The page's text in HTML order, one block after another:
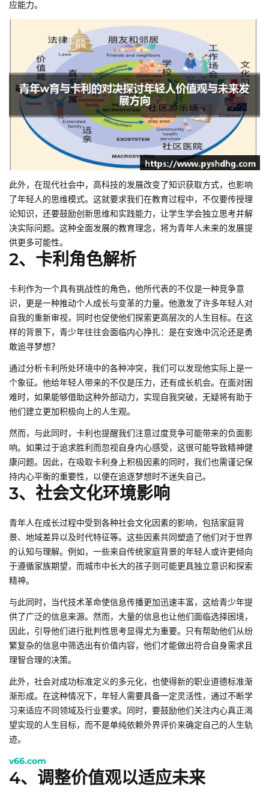
应能力。
此外，在现代社会中，高科技的发展改变了知识获取方式，也影响
了年轻人的思维模式。这就要求我们在教育过程中，不仅要传授理
论知识，还要鼓励创新思维和实践能力，让学生学会独立思考并解
决实际问题。这种全面发展的教育理念，将为青年人未来的发展提
供更多可能性。
2、卡利角色解析
卡利作为一个具有挑战性的角色，他所代表的不仅是一种竞争意
识，更是一种推动个人成长与变革的力量。他激发了许多年轻人对
自我的重新审视，同时也促使他们探索更高层次的人生目标。在这
样的背景下，青少年往往会面临内心挣扎：是在安逸中沉沦还是勇
敢追寻梦想？
通过分析卡利所处环境中的各种冲突，我们可以发现他实际上是一
个象征。他给年轻人带来的不仅是压力，还有成长机会。在面对困
难时，如果能够借助这种外部动力，实现自我突破，无疑将有助于
他们建立更加积极向上的人生观。
然而，与此同时，卡利也提醒我们注意过度竞争可能带来的负面影
响。如果过于追求胜利而忽视自身内心感受，这很可能导致精神健
康问题。因此，在吸取卡利身上积极因素的同时，我们也需谨记保
持内心平衡的重要性，以便在追逐梦想时不迷失自己。
3、社会文化环境影响
青年人在成长过程中受到各种社会文化因素的影响，包括家庭背
景、地域差异以及时代特征等。这些因素共同塑造了他们对于世界
的认知与理解。例如，一些来自传统家庭背景的年轻人或许更倾向
于遵循家族期望，而城市中长大的孩子则可能更具独立意识和探索
精神。
与此同时，当代技术革命使信息传播更加迅速丰富，这给青少年提
供了广泛的信息来源。然而，大量的信息也让他们面临选择困境，
因此，引导他们进行批判性思考显得尤为重要。只有帮助他们从纷
繁复杂的信息中筛选出有价值内容，他们才能做出符合自身需求且
理智合理的决策。
此外，社会对成功标准定义的多元化，也使得新的职业道德标准渐
渐形成。在这种情况下，年轻人需要具备一定灵活性，通过不断学
习来适应不同领域及行业要求。同时，要鼓励他们关注内心真正渴
望实现的人生目标，而不是单纯依赖外界评价来确定自己的人生轨
迹。
v66.com
4、调整价值观以适应未来